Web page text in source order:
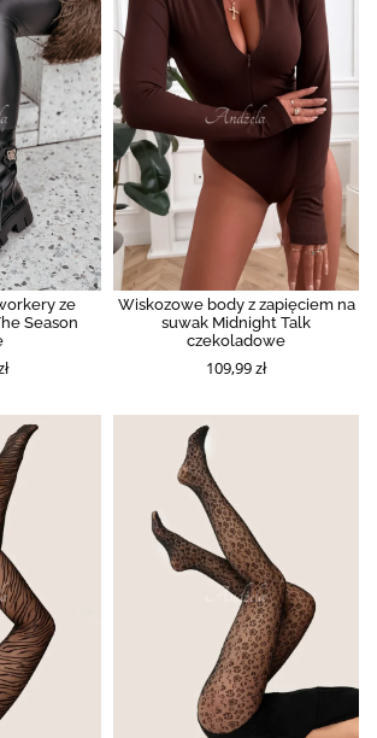
ze
Season
Wiskozowe body z zapięciem na
suwak Midnight Talk
czekoladowe
109,99 zł